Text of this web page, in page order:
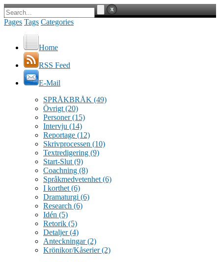
Pages Tags Categories
Home
RSS Feed
E-Mail
SPRÅKBRÅK (49)
Övrigt (20)
Personer(15)
Intervju (14)
Reportage (12)
Skrivprocessen (10)
Textredigering (9)
Start-Slut (9)
Coachning (8)
Språkmedvetenhet (6)
I korthet (6)
Dramaturgi (6)
Research (6)
Idén (5)
Retorik (5)
Detaljer(4)
Anteckningar(2)
Krönikor/Kåserier(2)